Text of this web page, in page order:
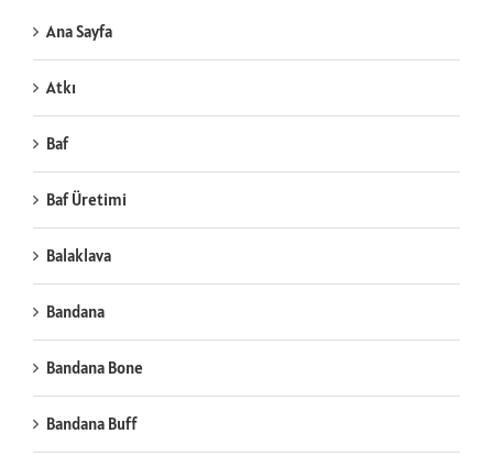
Ana Sayfa
Atkı
Baf
Baf Üretimi
Balaklava
Bandana
Bandana Bone
Bandana Buff